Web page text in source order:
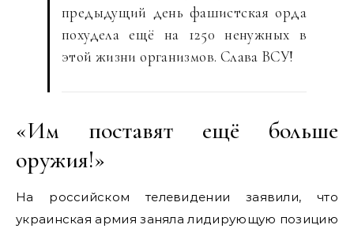
предыдущий день фашистская орда
похудела ещё на 1250 ненужных в
этой жизни организмов. Слава ВСУ!
«Им поставят ещë больше
оружия!»
На российском телевидении заявили, что
украинская армия заняла лидирующую позицию